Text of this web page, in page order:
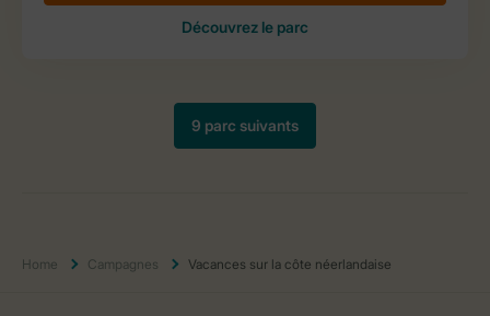
Home Campagnes Vacances sur la côte néerlandaise